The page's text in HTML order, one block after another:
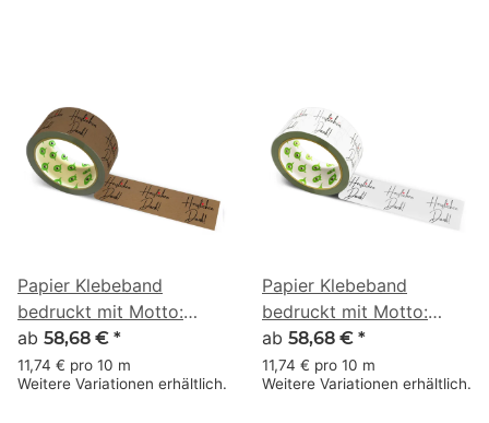
Papier Klebeband
bedruckt mit Motto:
Herzlichen Dank mit
Herz - 50 m braun
ab 58,68 € *
11,74 € pro 10 m
Weitere Variationen erhältlich.
Papier Klebeband
bedruckt mit Motto:
Herzlichen Dank mit
Herz - 50 m weiss
ab 58,68 € *
11,74 € pro 10 m
Weitere Variationen erhältlich.